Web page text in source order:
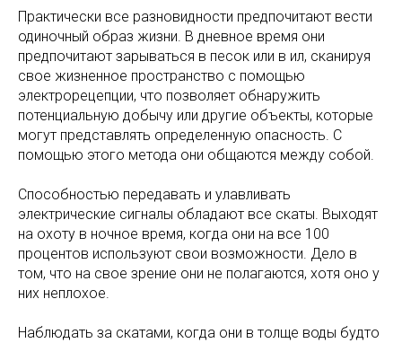
Практически все разновидности предпочитают вести
одиночный образ жизни. В дневное время они
предпочитают зарываться в песок или в ил, сканируя
свое жизненное пространство с помощью
электрорецепции, что позволяет обнаружить
потенциальную добычу или другие объекты, которые
могут представлять определенную опасность. С
помощью этого метода они общаются между собой.
Способностью передавать и улавливать
электрические сигналы обладают все скаты. Выходят
на охоту в ночное время, когда они на все 100
процентов используют свои возможности. Дело в
том, что на свое зрение они не полагаются, хотя оно у
них неплохое.
Наблюдать за скатами, когда они в толще воды будто